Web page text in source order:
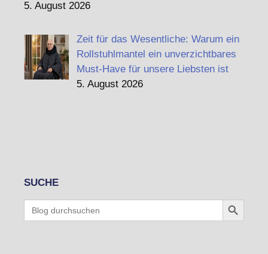
5. August 2026
Zeit für das Wesentliche: Warum ein
Rollstuhlmantel ein unverzichtbares
Must-Have für unsere Liebsten ist
5. August 2026
SUCHE
Search
for:
Search Button